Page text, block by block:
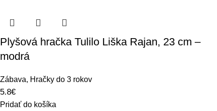
Plyšová hračka Tulilo Liška Rajan, 23 cm –
modrá
Zábava, Hračky do 3 rokov
5.8€
Pridať do košíka